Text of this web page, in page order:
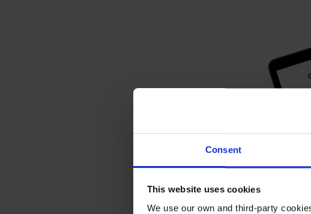
Consent
This website uses cookies
We use our own and third-party